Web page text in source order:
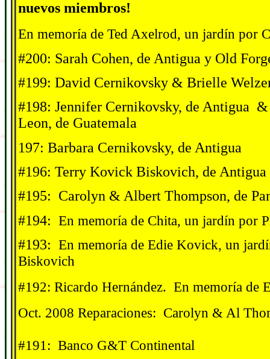
nuevos miembros!
En memoría de Ted Axelrod, un jardín por
#200: Sarah Cohen, de Antigua y Old
#199: David Cernikovsky & Brielle
#198: Jennifer Cernikovsky, de Antigua
Leon, de Guatemala
197: Barbara Cernikovsky, de Antigua
#196: Terry Kovick Biskovich, de Antigua
#195: Carolyn & Albert Thompson, de
#194: En memoría de Chita, un jardín por
#193: En memoría de Edie Kovick, un jardí
Biskovich
#192: Ricardo Hernández. En memoría de
Oct. 2008 Reparaciones: Carolyn & Al
#191: Banco G&T Continental